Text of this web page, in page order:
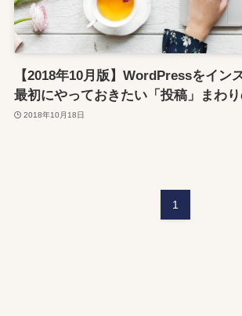
【2018年10月版】WordPressをイン
最初にやっておきたい「投稿」まわ
2018年10月18日
1